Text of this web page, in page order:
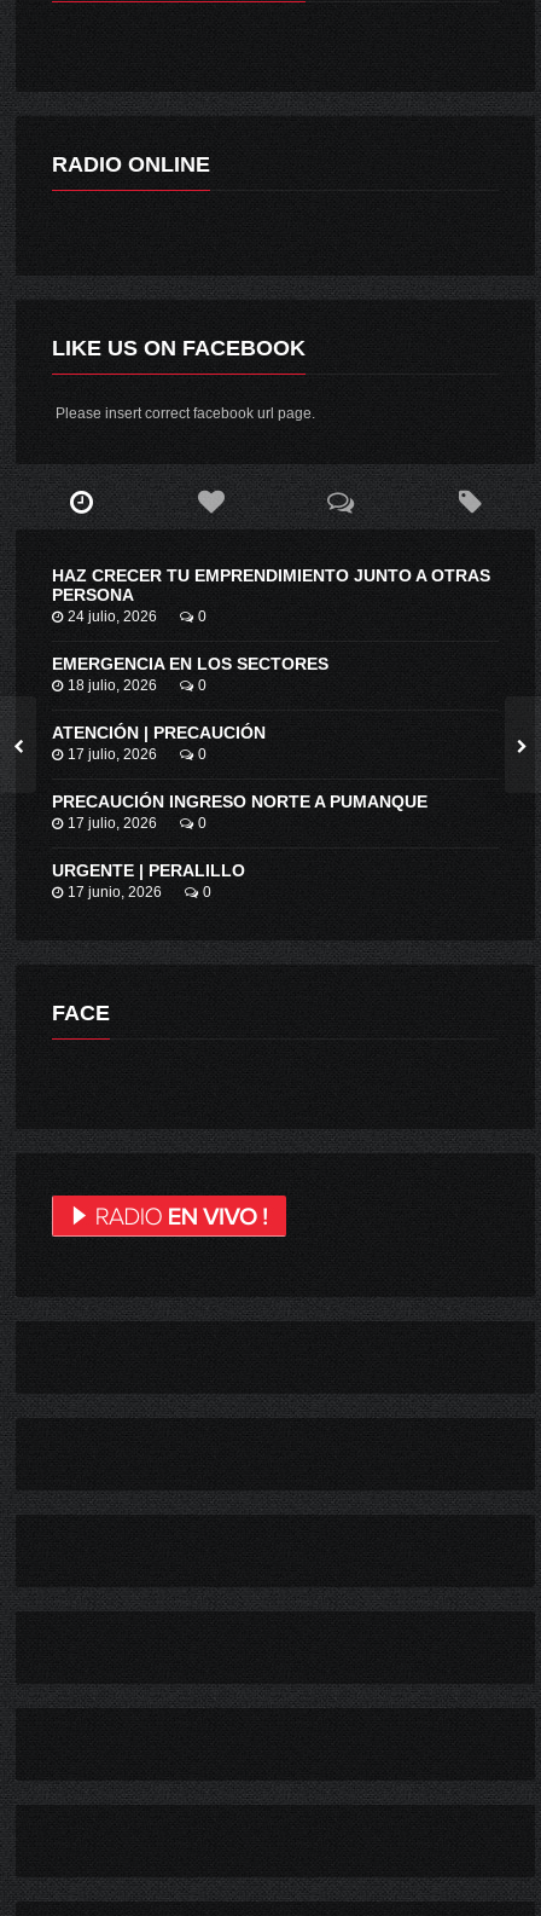
RADIO ONLINE
LIKE US ON FACEBOOK
Please insert correct facebook url page.
HAZ CRECER TU EMPRENDIMIENTO JUNTO A OTRAS
PERSONA
24 julio, 2026 0
EMERGENCIA EN LOS SECTORES
18 julio, 2026 0
ATENCIÓN | PRECAUCIÓN
17 julio, 2026 0
PRECAUCIÓN INGRESO NORTE A PUMANQUE
17 julio, 2026 0
URGENTE | PERALILLO
17 junio, 2026 0
FACE